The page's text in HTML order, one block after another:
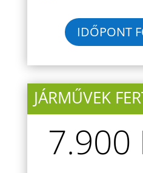
IDŐPONT
JÁRMŰVEK
7.900